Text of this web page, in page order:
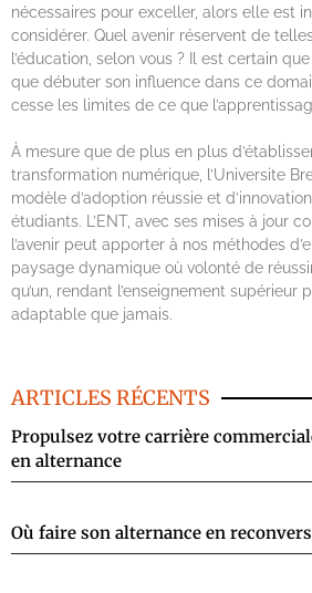
nécessaires pour exceller, alors elle est
considérer. Quel avenir réservent de
l’éducation, selon vous ? Il est certain
que débuter son influence dans ce
cesse les limites de ce que
À mesure que de plus en plus
transformation numérique, l’Universite
modèle d’adoption réussie et
étudiants. L’ENT, avec ses mises à jour
l’avenir peut apporter à nos méthodes
paysage dynamique où volonté de
qu’un, rendant l’enseignement supérieur
adaptable que jamais.
ARTICLES RÉCENTS
Propulsez votre carrière
en alternance
Où faire son alternance en